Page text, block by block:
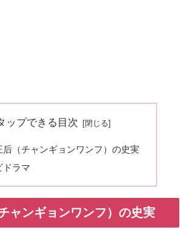
ップできる目次
后（チャンギョンワンフ）の史実
ドラマ
ャンギョンワンフ）の史実